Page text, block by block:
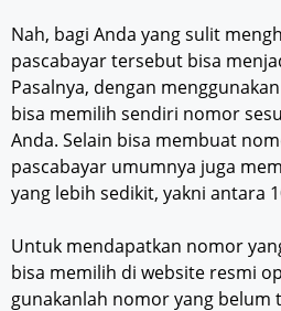
Nah, bagi Anda yang sulit
pascabayar tersebut bisa
Pasalnya, dengan
bisa memilih sendiri nomor
Anda. Selain bisa membuat
pascabayar umumnya juga
yang lebih sedikit, yakni antara
Untuk mendapatkan nomor
bisa memilih di website resmi
gunakanlah nomor yang belum